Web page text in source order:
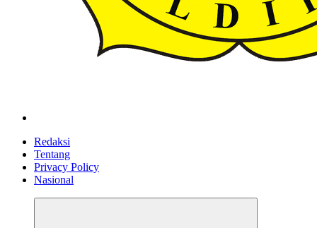
Redaksi
Tentang
Privacy Policy
Nasional